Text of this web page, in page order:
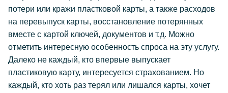
потери или кражи пластковой карты, а также расходов
на перевыпуск карты, восстановление потерянных
вместе с картой ключей, документов и т.д. Можно
отметить интересную особенность спроса на эту услугу.
Далеко не каждый, кто впервые выпускает
пластиковую карту, интересуется страхованием. Но
каждый, кто хоть раз терял или лишался карты, хочет